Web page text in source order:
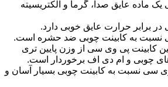
ماده عایق صدا، گرما و الکتریسیته
برابر حرارت عایق خوبی دارد.
نسبت به کابینت چوبی ضد حشره است.
کابینت پی وی سی از وزن پایین تری
چوبی و ام دی اف برخوردار است.
سی نسبت به کابینت چوبی بسیار آسان و